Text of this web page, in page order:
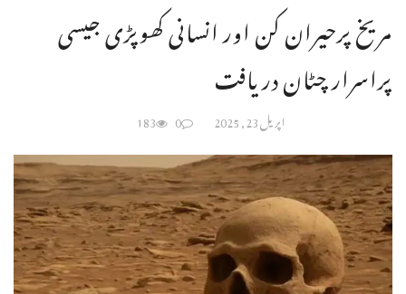
مریخ پرحیران کن اور انسانی کھوپڑی جیسی
پراسرار چٹان دریافت
اپریل 23, 2025 0
183